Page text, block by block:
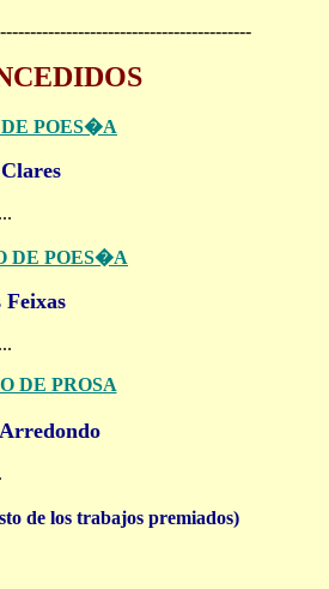
POES�A
DE POES�A
DE PROSA
de los trabajos premiados)